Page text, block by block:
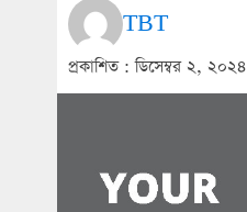
TBT
প্রকাশিত :ডিসেম্বর ২, ২০২৪